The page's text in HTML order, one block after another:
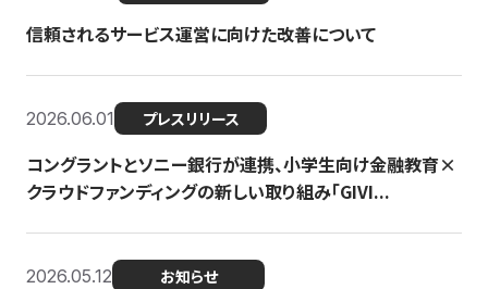
信頼されるサービス運営に向けた改善について
2026.06.01 プレスリリース
コングラントとソニー銀行が連携、小学生向け金融教育×
クラウドファンディングの新しい取り組み「GIVI...
2026.05.12 お知らせ